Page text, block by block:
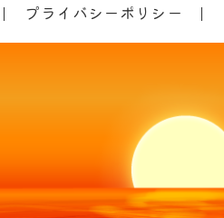
プライバシーポリシー